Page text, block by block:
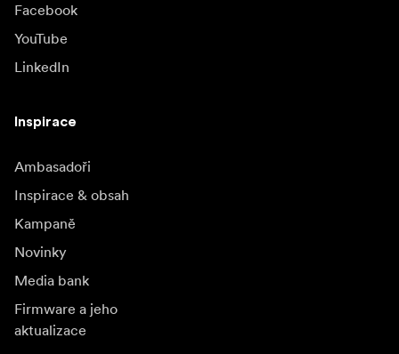
Facebook
YouTube
LinkedIn
Inspirace
Ambasadoři
Inspirace & obsah
Kampaně
Novinky
Media bank
Firmware a jeho
aktualizace